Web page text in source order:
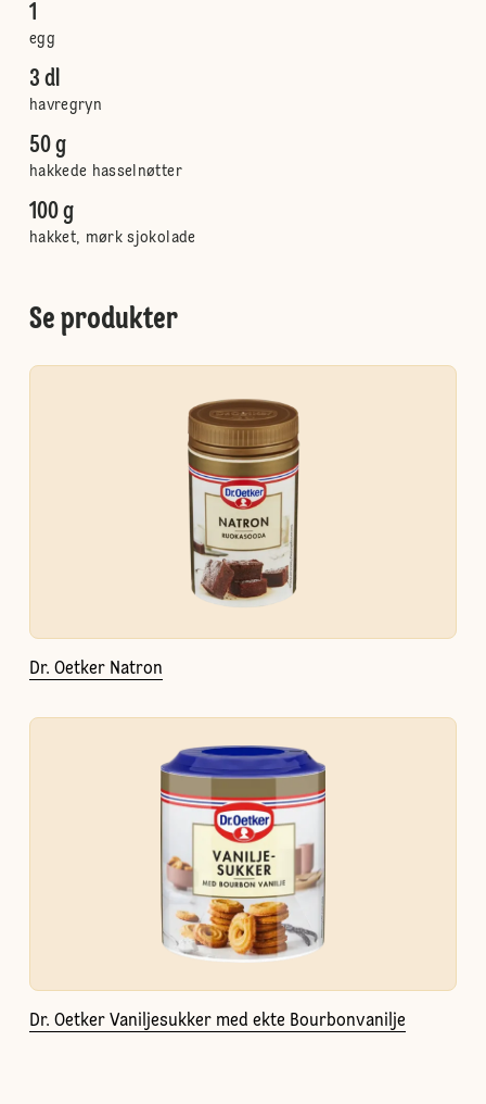
1
egg
3 dl
havregryn
50 g
hakkede hasselnøtter
100 g
hakket, mørk sjokolade
Se produkter
Dr. Oetker Natron
Dr. Oetker Vaniljesukker med ekte Bourbonvanilje